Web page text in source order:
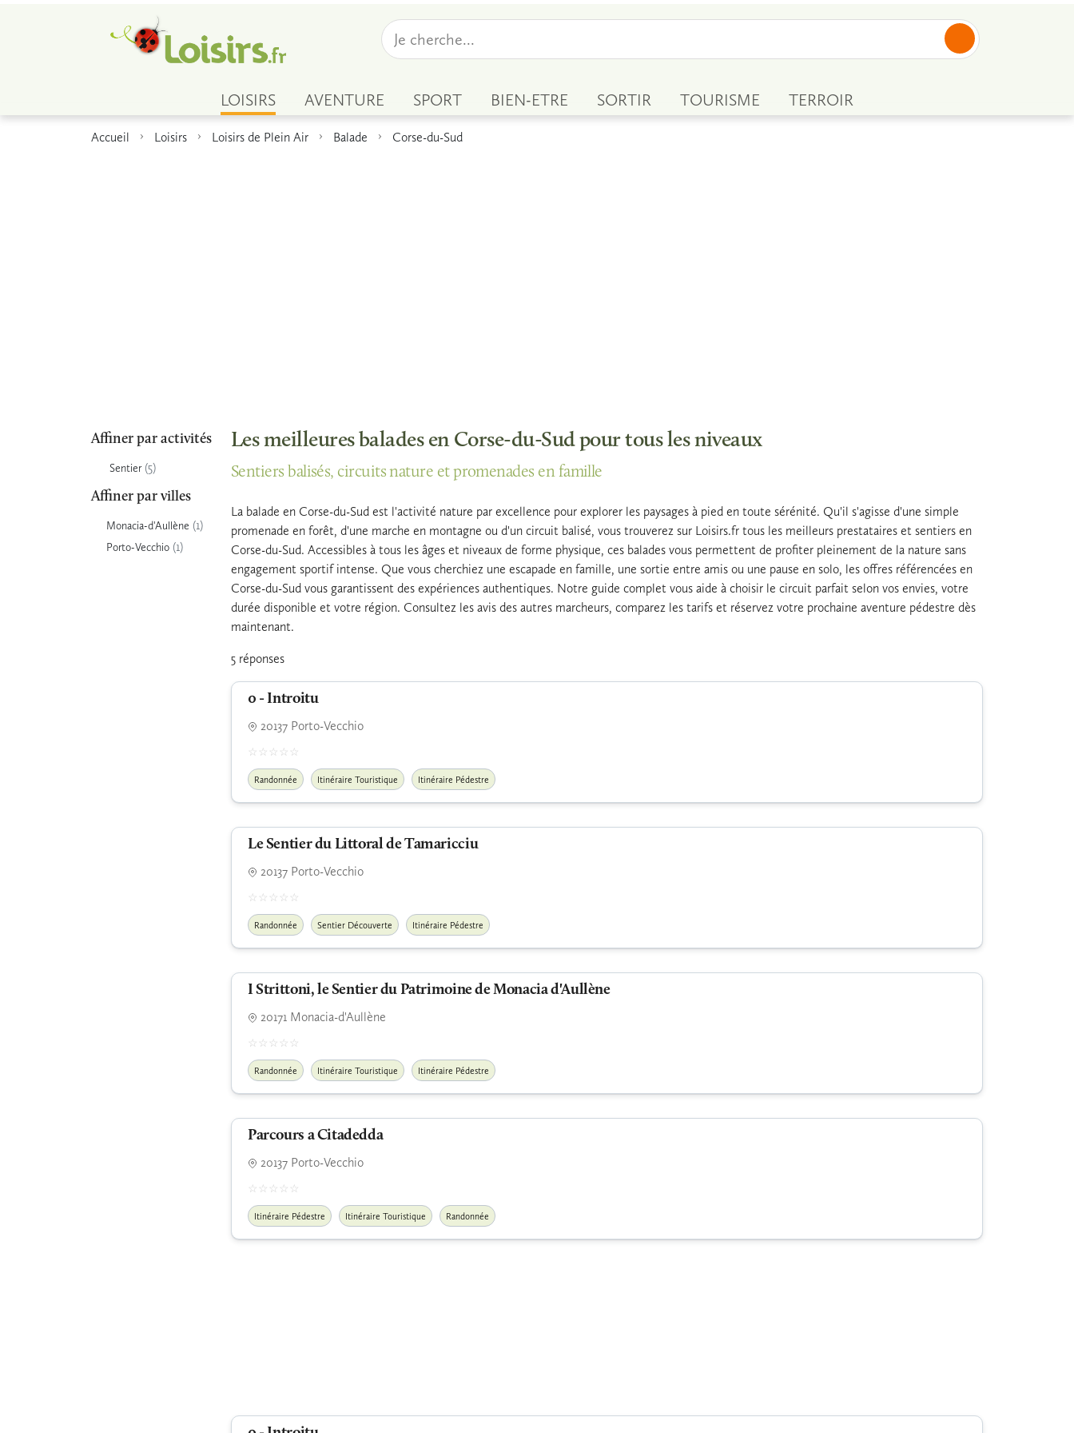
LOISIRS AVENTURE SPORT BIEN-ETRE SORTIR TOURISME TERROIR
Accueil Loisirs Loisirs de Plein Air Balade Corse-du-Sud
Affiner par activités
Sentier(5)
Affiner par villes
Monacia-d'Aullène (1)
Porto-Vecchio (1)
Les meilleures balades en Corse-du-Sud pour tous les niveaux
Sentiers balisés, circuits nature et promenades en famille
La balade en Corse-du-Sud est l'activité nature par excellence pour explorer les paysages à pied en toute sérénité. Qu'il s'agisse d'une simple
promenade en forêt, d'une marche en montagne ou d'un circuit balisé, vous trouverez sur Loisirs.fr tous les meilleurs prestataires et sentiers en
Corse-du-Sud. Accessibles à tous les âges et niveaux de forme physique, ces balades vous permettent de profiter pleinement de la nature sans
engagement sportif intense. Que vous cherchiez une escapade en famille, une sortie entre amis ou une pause en solo, les offres référencées en
Corse-du-Sud vous garantissent des expériences authentiques. Notre guide complet vous aide à choisir le circuit parfait selon vos envies, votre
durée disponible et votre région. Consultez les avis des autres marcheurs, comparez les tarifs et réservez votre prochaine aventure pédestre dès
maintenant.
5 réponses
0 - Introitu
20137 Porto-Vecchio
Randonnée Itinéraire Touristique Itinéraire Pédestre
Le Sentier du Littoral de Tamaricciu
20137 Porto-Vecchio
Randonnée Sentier Découverte Itinéraire Pédestre
I Strittoni, le Sentier du Patrimoine de Monacia d'Aullène
20171 Monacia-d'Aullène
Randonnée Itinéraire Touristique Itinéraire Pédestre
Parcours a Citadedda
20137 Porto-Vecchio
Itinéraire Pédestre Itinéraire Touristique Randonnée